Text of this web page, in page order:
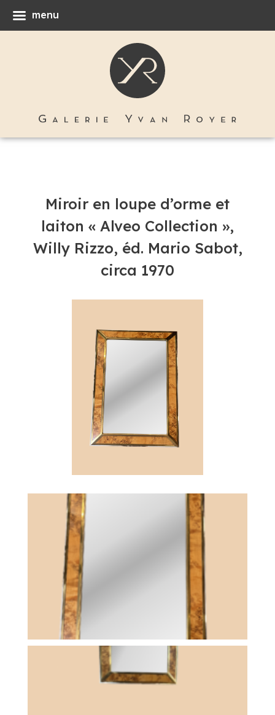
Miroir en loupe d’orme et
laiton « Alveo Collection »,
Willy Rizzo, éd. Mario Sabot,
circa 1970
menu